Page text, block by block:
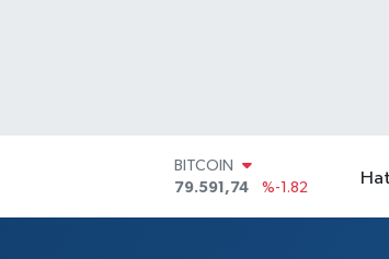
DOLAR
45,43620
%0.02